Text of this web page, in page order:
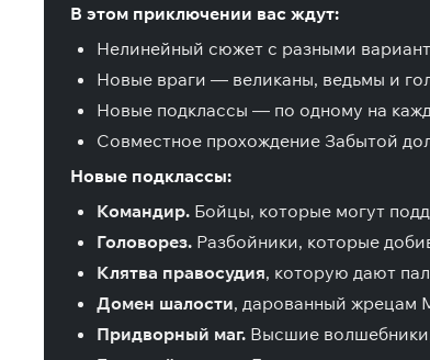
В этом приключении вас ждут:
Нелинейный сюжет с разными
Новые враги — великаны, ведьмы и
Новые подклассы — по одному на
Совместное прохождение Забытой
Новые подклассы:
Командир. Бойцы, которые могут
Головорез. Разбойники, которые
Клятва правосудия, которую дают
Домен шалости, дарованный жрецам
Придворный маг. Высшие